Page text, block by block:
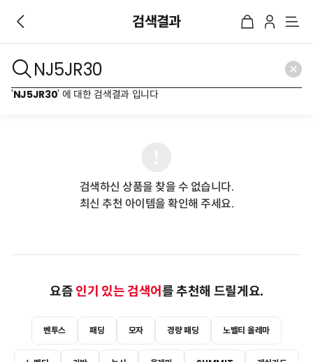
검색결과
메
'NJ5JR30' 에 대한 검색결과 입니다
검색하신 상품을 찾을 수 없습니다.
최신 추천 아이템을 확인해 주세요.
요즘 인기 있는 검색어를 추천해 드릴게요.
벤투스 패딩 모자 경량 패딩 노벨티 올레마